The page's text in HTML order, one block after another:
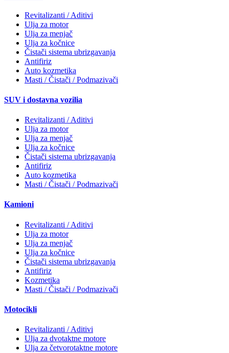
Revitalizanti / Aditivi
Ulja za motor
Ulja za menjač
Ulja za kočnice
Čistači sistema ubrizgavanja
Antifiriz
Auto kozmetika
Masti / Čistači / Podmazivači
SUV i dostavna vozilia
Revitalizanti / Aditivi
Ulja za motor
Ulja za menjač
Ulja za kočnice
Čistači sistema ubrizgavanja
Antifiriz
Auto kozmetika
Masti / Čistači / Podmazivači
Kamioni
Revitalizanti / Aditivi
Ulja za motor
Ulja za menjač
Ulja za kočnice
Čistači sistema ubrizgavanja
Antifiriz
Kozmetika
Masti / Čistači / Podmazivači
Motocikli
Revitalizanti / Aditivi
Ulja za dvotaktne motore
Ulja za četvorotaktne motore